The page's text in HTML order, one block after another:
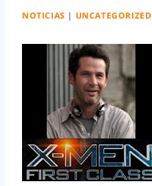
NOTICIAS | UNCATEGORIZED